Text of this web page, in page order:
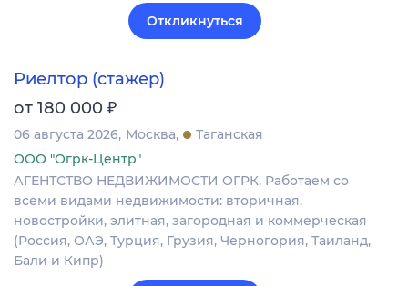
Откликнуться
Риелтор (стажер)
от 180 000 ₽
06 августа 2026 Москва
Таганская
ООО "Огрк-Центр"
АГЕНТСТВО НЕДВИЖИМОСТИ ОГРК. Работаем со
всеми видами недвижимости: вторичная,
новостройки, элитная, загородная и коммерческая
(Россия, ОАЭ, Турция, Грузия, Черногория, Таиланд,
Бали и Кипр)